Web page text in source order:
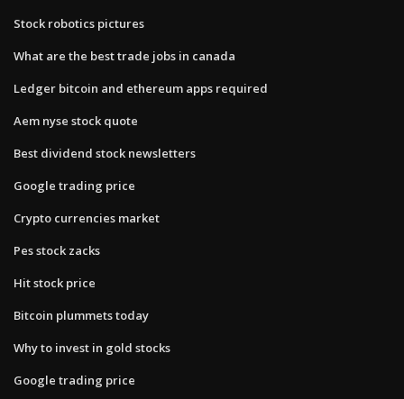
Stock robotics pictures
What are the best trade jobs in canada
Ledger bitcoin and ethereum apps required
Aem nyse stock quote
Best dividend stock newsletters
Google trading price
Crypto currencies market
Pes stock zacks
Hit stock price
Bitcoin plummets today
Why to invest in gold stocks
Google trading price